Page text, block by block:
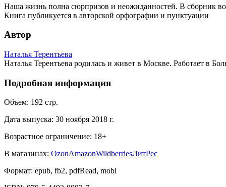
Наша жизнь полна сюрпризов и неожиданностей. В сборник
Книга публикуется в авторской орфографии и пунктуации
Автор
Наталья Терентьева
Наталья Терентьева родилась и живет в Москве. Работает в
Подробная информация
Объем: 192 стр.
Дата выпуска: 30 ноября 2018 г.
Возрастное ограничение: 18+
В магазинах: OzonAmazonWildberriesЛитРес
Формат: epub, fb2, pdfRead, mobi